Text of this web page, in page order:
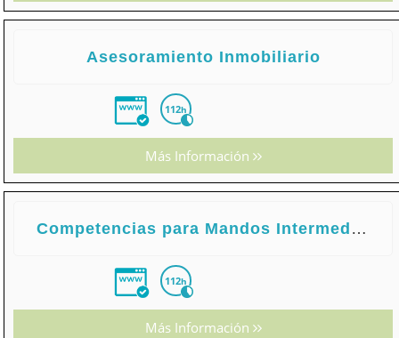
Asesoramiento Inmobiliario
112h
Más Información
Competencias para Mandos Intermedios
112h
Más Información